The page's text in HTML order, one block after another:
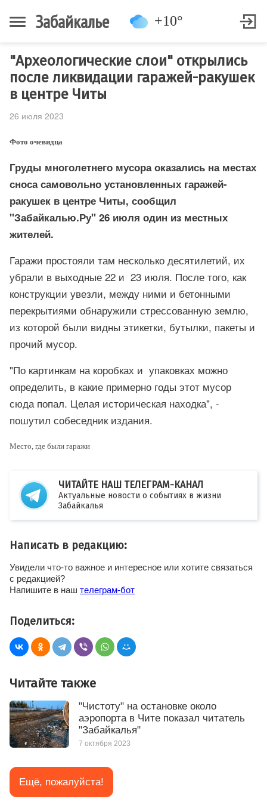
Забайкалье +10°
"Археологические слои" открылись
после ликвидации гаражей-ракушек
в центре Читы
26 июля 2023
Фото очевидца
Груды многолетнего мусора оказались на местах
сноса самовольно установленных гаражей-
ракушек в центре Читы, сообщил
"Забайкалью.Ру" 26 июля один из местных
жителей.
Гаражи простояли там несколько десятилетий, их
убрали в выходные 22 и 23 июля. После того, как
конструкции увезли, между ними и бетонными
перекрытиями обнаружили стрессованную землю,
из которой были видны этикетки, бутылки, пакеты и
прочий мусор.
"По картинкам на коробках и упаковках можно
определить, в какие примерно годы этот мусор
сюда попал. Целая историческая находка", -
пошутил собеседник издания.
Место, где были гаражи
ЧИТАЙТЕ НАШ ТЕЛЕГРАМ-КАНАЛ
Актуальные новости о событиях в жизни
Забайкалья
Написать в редакцию:
Увидели что-то важное и интересное или хотите связаться
с редакцией?
Напишите в наш телеграм-бот
Поделиться:
Читайте также
"Чистоту" на остановке около
аэропорта в Чите показал читатель
"Забайкалья"
7 октября 2023
Eщё, пожалуйста!